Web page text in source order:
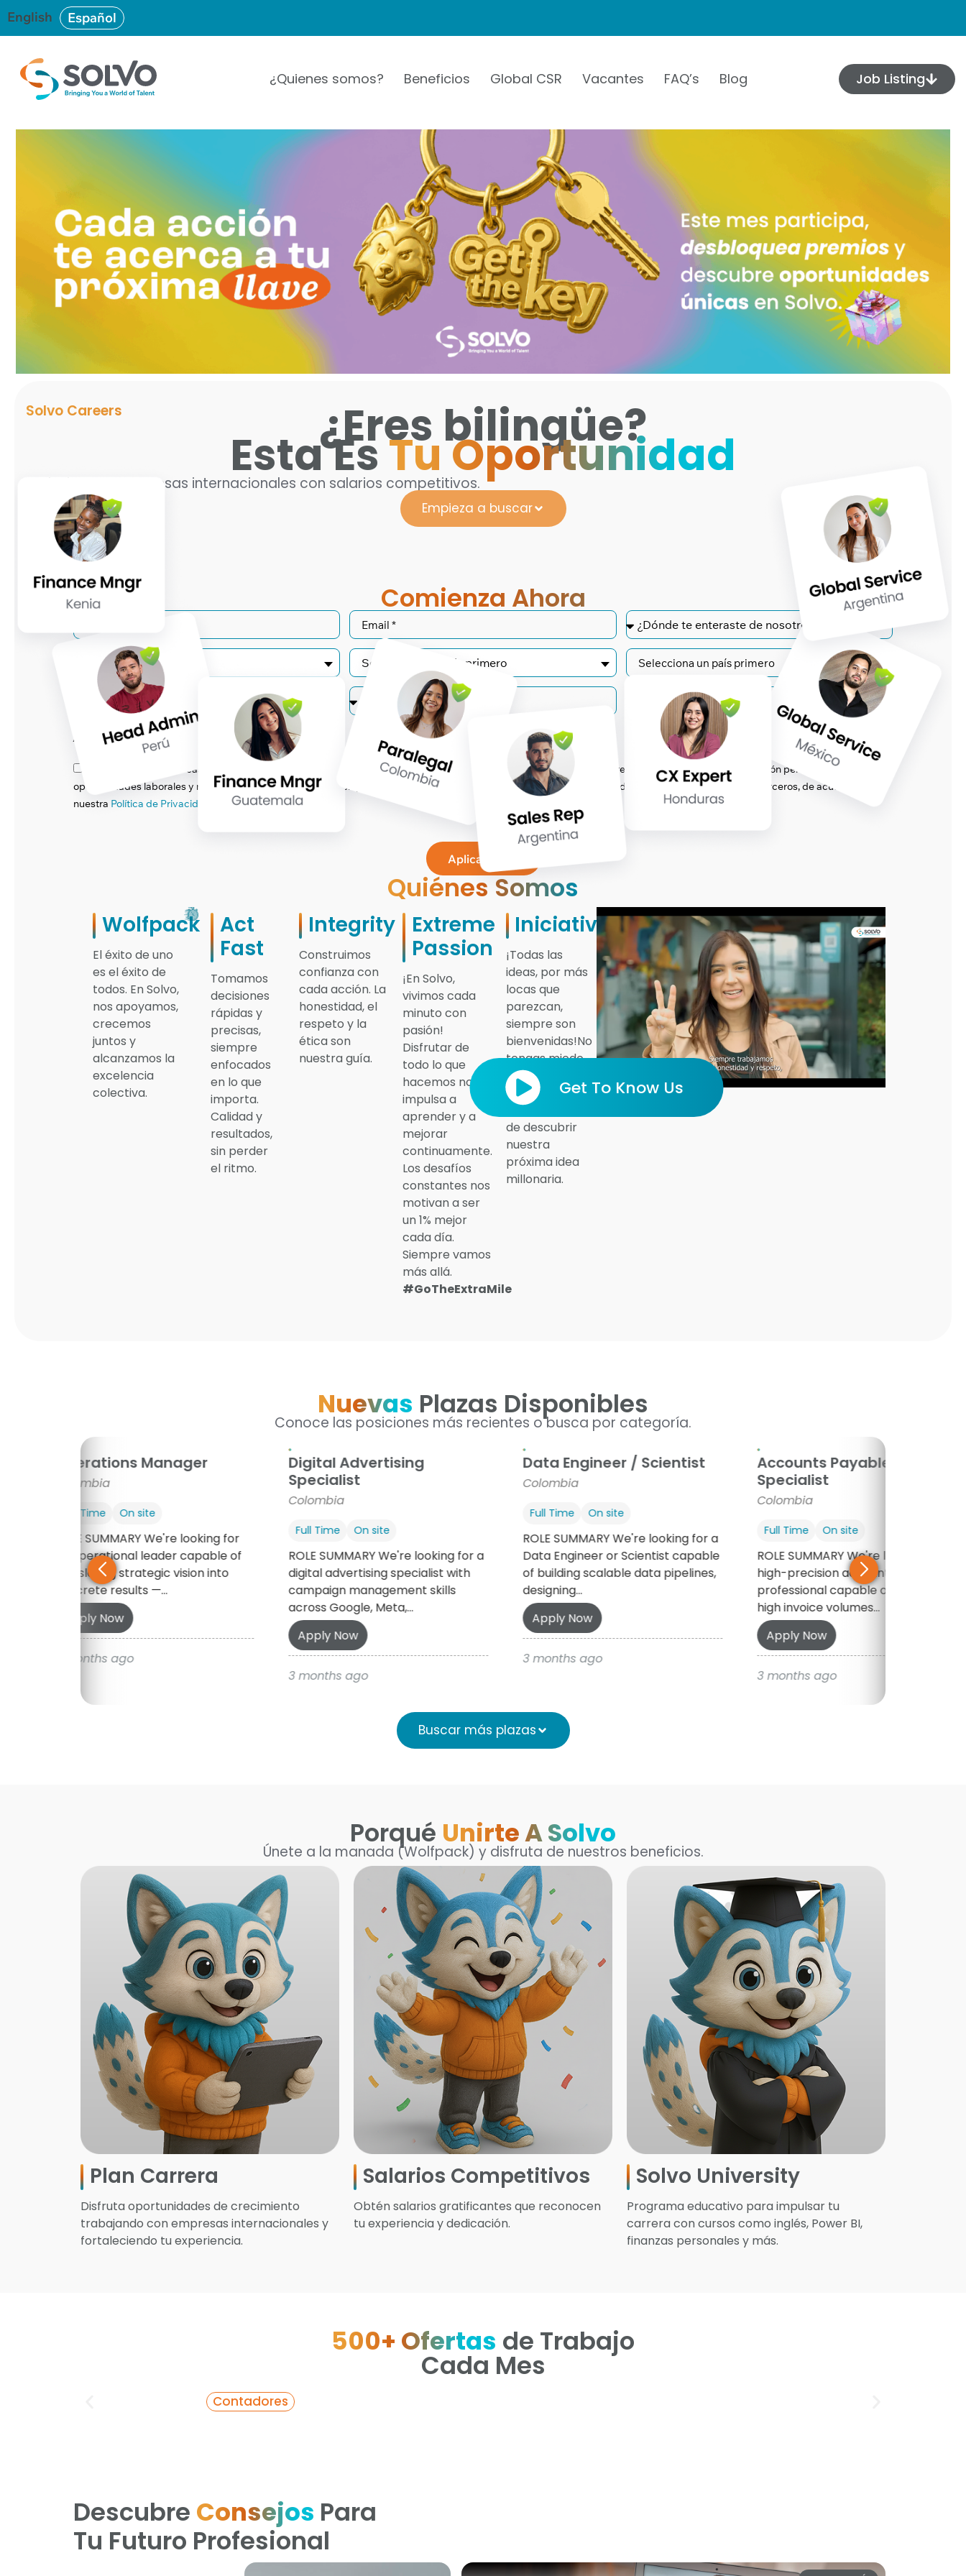
English Español
¿Quienes somos? Beneficios Global CSR Vacantes FAQ’s Blog Job Listing
Solvo Careers ¿Eres bilingüe?
Esta EsTu Oportunidad
Trabaja para empresas internacionales con salarios competitivos.
Empieza a buscar
Comienza Ahora
Selecciona un país Selecciona un país primero
Attach CV
Por favor, marca esta casilla si autorizas a Solvo Global a procesar tus datos personales (incluso fuera de tu país de residencia) y a enviarte información personalizada sobre
oportunidades laborales y nuestras actividades, con base en perfiles creados a partir de la información obtenida, incluida aquella proporcionada por terceros, de acuerdo con
nuestra Política de Privacidad.
Aplica Ahora
Quiénes Somos
Wolfpack
El éxito de uno
es el éxito de
todos. En Solvo,
nos apoyamos,
crecemos
juntos y
alcanzamos la
excelencia
colectiva.
Act
Fast
Tomamos
decisiones
rápidas y
precisas,
siempre
enfocados
en lo que
importa.
Calidad y
resultados,
sin perder
el ritmo.
Integrity
Construimos
confianza con
cada acción. La
honestidad, el
respeto y la
ética son
nuestra guía.
Extreme
Passion
¡En Solvo,
vivimos cada
minuto con
pasión!
Disfrutar de
todo lo que
hacemos nos
impulsa a
aprender y a
mejorar
continuamente.
Los desafíos
constantes nos
motivan a ser
un 1% mejor
cada día.
Siempre vamos
más allá.
#GoTheExtraMile
Iniciative
¡Todas las
ideas, por más
locas que
parezcan,
siempre son
bienvenidas!No
tengas miedo
de alzar la voz.
¿Quién sabe?
Tal vez acabas
de descubrir
nuestra
próxima idea
millonaria.
Nuevas Plazas Disponibles
Conoce las posiciones más recientes o busca por categoría.
Operations Manager
Colombia
Full Time On site
ROLE SUMMARY We're looking for
an operational leader capable of
translating strategic vision into
concrete results —...
Apply Now
3 months ago
Digital Advertising
Specialist
Colombia
Full Time On site
ROLE SUMMARY We're looking for a
digital advertising specialist with
campaign management skills
across Google, Meta,...
Apply Now
3 months ago
Data Engineer / Scientist
Colombia
Full Time On site
ROLE SUMMARY We're looking for a
Data Engineer or Scientist capable
of building scalable data pipelines,
designing...
Apply Now
3 months ago
Accounts Payable
Specialist
Colombia
Full Time On site
ROLE SUMMARY We're looking for a
high-precision accounts payable
professional capable of managing
high invoice volumes...
Apply Now
3 months ago
Buscar más plazas
Porqué Unirte A Solvo
Únete a la manada (Wolfpack) y disfruta de nuestros beneficios.
Plan Carrera
Disfruta oportunidades de crecimiento
trabajando con empresas internacionales y
fortaleciendo tu experiencia.
Salarios Competitivos
Obtén salarios gratificantes que reconocen
tu experiencia y dedicación.
Solvo University
Programa educativo para impulsar tu
carrera con cursos como inglés, Power BI,
finanzas personales y más.
500+ Ofertas de Trabajo
Cada Mes
Contadores
Descubre Consejos Para
Tu Futuro Profesional